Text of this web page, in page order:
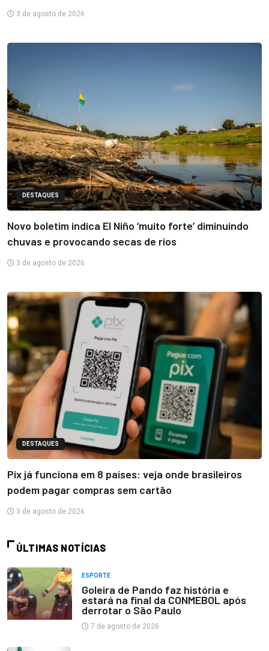
3 de agosto de 2026
DESTAQUES
Novo boletim indica El Niño ‘muito forte’ diminuindo
chuvas e provocando secas de rios
3 de agosto de 2026
DESTAQUES
Pix já funciona em 8 países: veja onde brasileiros
podem pagar compras sem cartão
3 de agosto de 2026
ÚLTIMAS NOTÍCIAS
ESPORTE
Goleira de Pando faz história e
estará na final da CONMEBOL após
derrotar o São Paulo
7 de agosto de 2026